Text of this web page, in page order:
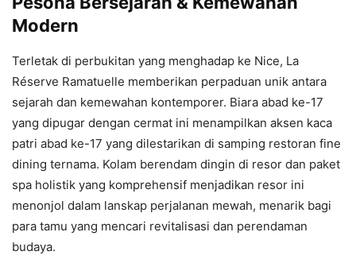
Modern
Terletak di perbukitan yang menghadap ke Nice, La
Réserve Ramatuelle memberikan perpaduan unik antara
sejarah dan kemewahan kontemporer. Biara abad ke-17
yang dipugar dengan cermat ini menampilkan aksen kaca
patri abad ke-17 yang dilestarikan di samping restoran fine
dining ternama. Kolam berendam dingin di resor dan paket
spa holistik yang komprehensif menjadikan resor ini
menonjol dalam lanskap perjalanan mewah, menarik bagi
para tamu yang mencari revitalisasi dan perendaman
budaya.